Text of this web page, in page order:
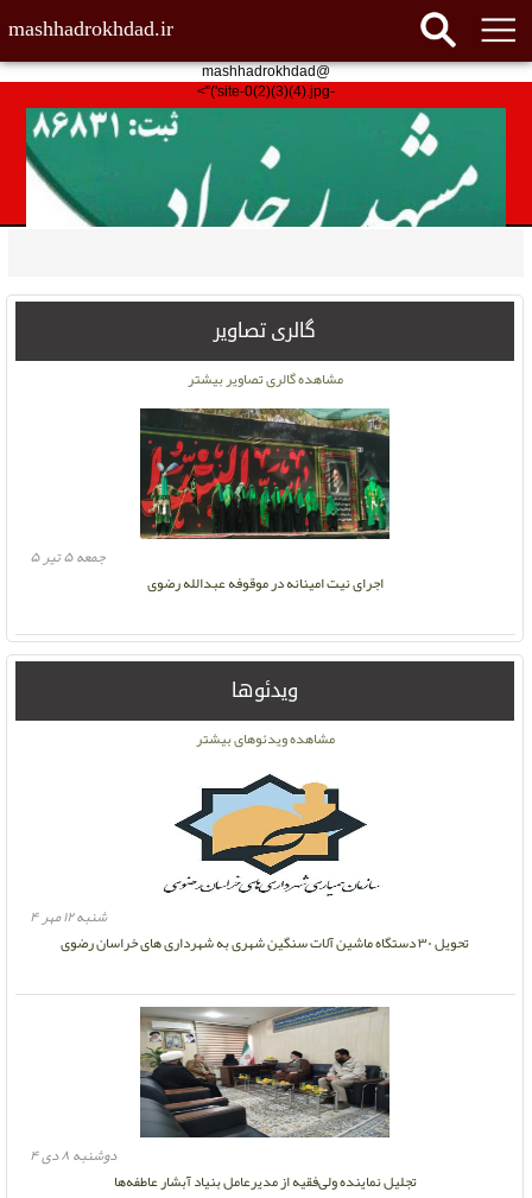
@mashhadrokhdad
mashhadrokhdad.ir
-site-0(2)(3)(4).jpg')">
گالری تصاویر
اجرای نیت امینانه در موقوفه عبدالله رضوی
جمعه ۵ تیر ۵
مشاهده گالری تصاویر بیشتر
ویدئوها
تجلیل نماینده ولی‌فقیه از مدیرعامل بنیاد آبشار عاطفه‌ها
دوشنبه ۸ دی ۴
تحویل ۳۰ دستگاه ماشین آلات سنگین شهری به شهرداری های خراسان رضوی
شنبه ۱۲ مهر ۴
مشاهده ویدئوهای بیشتر